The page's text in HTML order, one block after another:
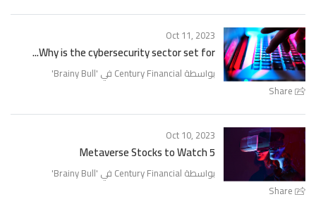
Share
Oct 11, 2023
Why is the cybersecurity sector set for...
بواسطة Century Financial في ' Brainy Bull
'
Share
Oct 10, 2023
5 Metaverse Stocks to Watch
بواسطة Century Financial في ' Brainy Bull
'